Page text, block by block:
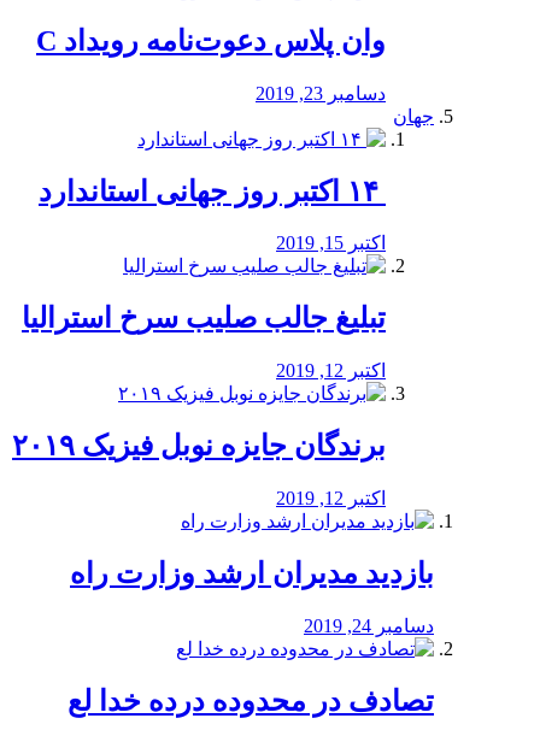
وان پلاس دعوت‌نامه رویداد C
دسامبر 23, 2019
جهان
اکتبر 15, 2019
تبلیغ جالب صلیب سرخ استرالیا
اکتبر 12, 2019
برندگان جایزه نوبل فیزیک ۲۰۱۹
اکتبر 12, 2019
بازدید مدیران ارشد وزارت راه
دسامبر 24, 2019
تصادف در محدوده درده خدا لع